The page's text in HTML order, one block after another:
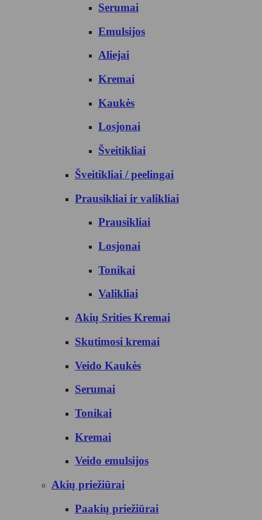
Serumai
Emulsijos
Aliejai
Kremai
Kaukės
Losjonai
Šveitikliai
Šveitikliai / peelingai
Prausikliai ir valikliai
Prausikliai
Losjonai
Tonikai
Valikliai
Akių Srities Kremai
Skutimosi kremai
Veido Kaukės
Serumai
Tonikai
Kremai
Veido emulsijos
Akių priežiūrai
Paakių priežiūrai